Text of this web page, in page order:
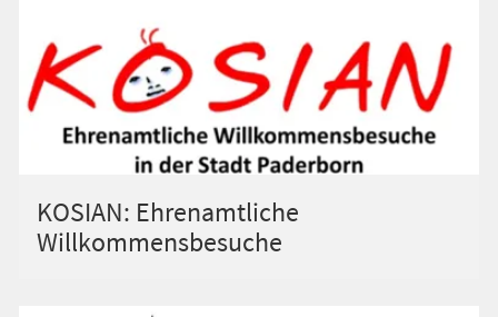
KOSIAN: Ehrenamtliche
Willkommensbesuche